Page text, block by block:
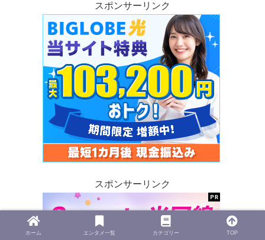
スポンサーリンク
スポンサーリンク
ホーム エンタメ一覧 カテゴリー TOP